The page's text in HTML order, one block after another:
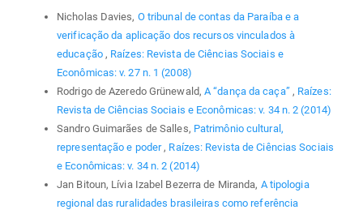
Nicholas Davies, O tribunal de contas da Paraíba e a
verificação da aplicação dos recursos vinculados à
educação , Raízes: Revista de Ciências Sociais e
Econômicas: v. 27 n. 1 (2008)
Rodrigo de Azeredo Grünewald,A “dança da caça” , Raízes:
Revista de Ciências Sociais e Econômicas: v. 34 n. 2 (2014)
Sandro Guimarães de Salles, Patrimônio cultural,
representação e poder , Raízes: Revista de Ciências Sociais
e Econômicas: v. 34 n. 2 (2014)
Jan Bitoun, Lívia Izabel Bezerra de Miranda, A tipologia
regional das ruralidades brasileiras como referência